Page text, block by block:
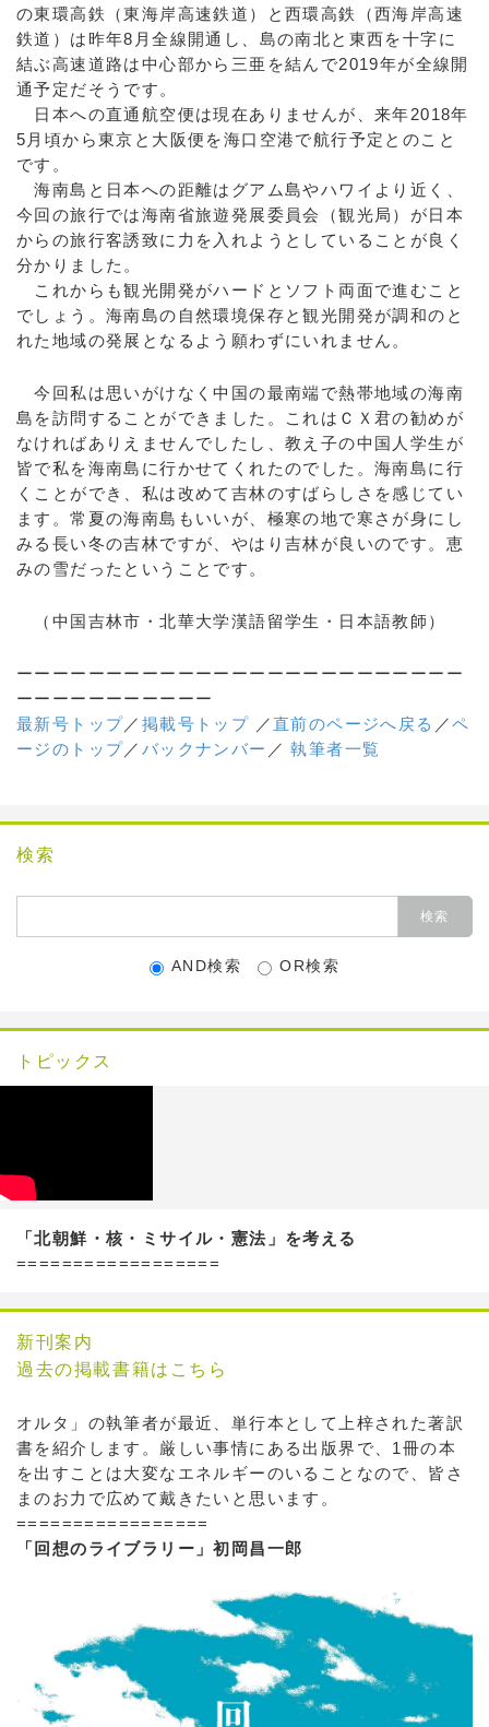
の東環高鉄（東海岸高速鉄道）と西環高鉄（西海岸高速
鉄道）は昨年8月全線開通し、島の南北と東西を十字に
結ぶ高速道路は中心部から三亜を結んで2019年が全線開
通予定だそうです。
日本への直通航空便は現在ありませんが、来年2018年
5月頃から東京と大阪便を海口空港で航行予定とのこと
です。
海南島と日本への距離はグアム島やハワイより近く、
今回の旅行では海南省旅遊発展委員会（観光局）が日本
からの旅行客誘致に力を入れようとしていることが良く
分かりました。
これからも観光開発がハードとソフト両面で進むこと
でしょう。海南島の自然環境保存と観光開発が調和のと
れた地域の発展となるよう願わずにいれません。
今回私は思いがけなく中国の最南端で熱帯地域の海南
島を訪問することができました。これはＣＸ君の勧めが
なければありえませんでしたし、教え子の中国人学生が
皆で私を海南島に行かせてくれたのでした。海南島に行
くことができ、私は改めて吉林のすばらしさを感じてい
ます。常夏の海南島もいいが、極寒の地で寒さが身にし
みる長い冬の吉林ですが、やはり吉林が良いのです。恵
みの雪だったということです。
（中国吉林市・北華大学漢語留学生・日本語教師）
ーーーーーーーーーーーーーーーーーーーーーーーーー
ーーーーーーーーーーー
最新号トップ／ 掲載号トップ ／直前のページへ戻る ／ペ
ージのトップ／ バックナンバー ／執筆者一覧
検索
AND検索 OR検索
トピックス
「北朝鮮・核・ミサイル・憲法」を考える
==================
新刊案内
過去の掲載書籍はこちら
オルタ」の執筆者が最近、単行本として上梓された著訳
書を紹介します。厳しい事情にある出版界で、1冊の本
を出すことは大変なエネルギーのいることなので、皆さ
まのお力で広めて戴きたいと思います。
=================
「回想のライブラリー」初岡昌一郎